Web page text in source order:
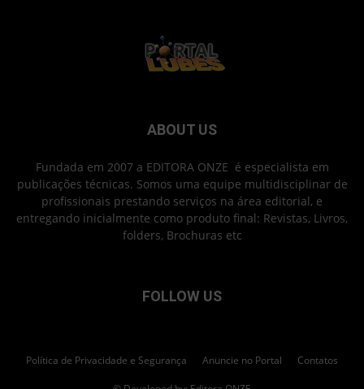
ABOUT US
Fundada em 2007 a EDITORA ONZE é especialista em
publicações técnicas. Somos uma equipe multidisciplinar de
profissionais prestando serviços na área editorial, e
entregando inicialmente como produto final: Revistas, Livros,
folders, Brochuras etc
FOLLOW US
Política de Privacidade e Segurança Anuncie no Portal Contatos